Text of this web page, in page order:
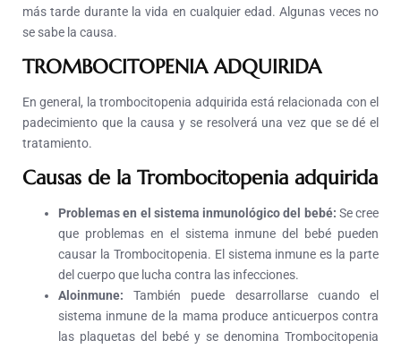
más tarde durante la vida en cualquier edad. Algunas veces no
se sabe la causa.
TROMBOCITOPENIA ADQUIRIDA
En general, la trombocitopenia adquirida está relacionada con el
padecimiento que la causa y se resolverá una vez que se dé el
tratamiento.
Causas de la Trombocitopenia adquirida
Problemas en el sistema inmunológico del bebé: Se cree
que problemas en el sistema inmune del bebé pueden
causar la Trombocitopenia. El sistema inmune es la parte
del cuerpo que lucha contra las infecciones.
Aloinmune:También puede desarrollarse cuando el
sistema inmune de la mama produce anticuerpos contra
las plaquetas del bebé y se denomina Trombocitopenia